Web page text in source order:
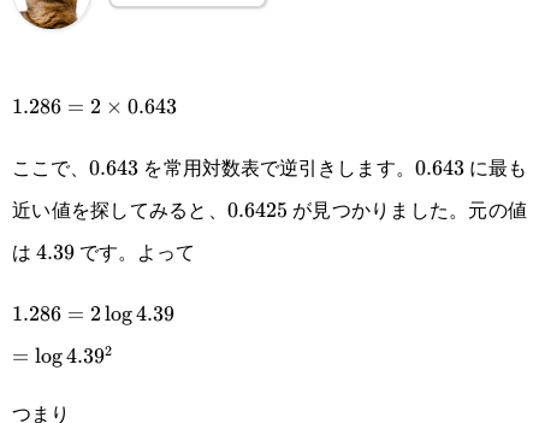
1.286=2\times0.643
1.286 = 2 × 0.643
ここで、0.643
0.643 を常用対数表で逆引きします。 0.643
0.643に最も
近い値を探してみると、 0.6425
0.6425 が見つかりました。元の値
は 4.39
4.39 です。よって
1.286=2\log4.39
1.286 = 2log4.39
=\log4.39^2
= log4.392
つまり